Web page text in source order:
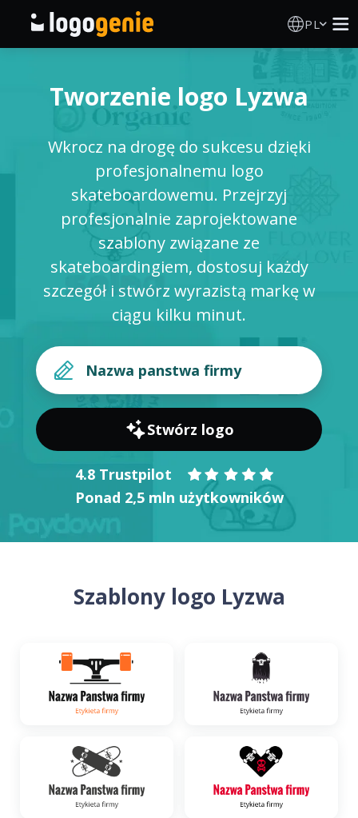
PL
Generator logo AI
Pomysły na logo
Produkty drukowane
Blog
ZALOGUJ SIĘ
Tworzenie logo Lyzwa
Wkrocz na drogę do sukcesu dzięki
profesjonalnemu logo
skateboardowemu. Przejrzyj
profesjonalnie zaprojektowane
szablony związane ze
skateboardingiem, dostosuj każdy
szczegół i stwórz wyrazistą markę w
ciągu kilku minut.
Stwórz logo
4.8 Trustpilot
Ponad 2,5 mln użytkowników
Szablony logo Lyzwa